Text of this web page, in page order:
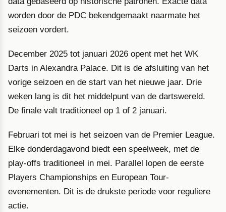
worden door de PDC bekendgemaakt naarmate het
seizoen vordert.
December 2025 tot januari 2026 opent met het WK
Darts in Alexandra Palace. Dit is de afsluiting van het
vorige seizoen en de start van het nieuwe jaar. Drie
weken lang is dit het middelpunt van de dartswereld.
De finale valt traditioneel op 1 of 2 januari.
Februari tot mei is het seizoen van de Premier League.
Elke donderdagavond biedt een speelweek, met de
play-offs traditioneel in mei. Parallel lopen de eerste
Players Championships en European Tour-
evenementen. Dit is de drukste periode voor reguliere
actie.